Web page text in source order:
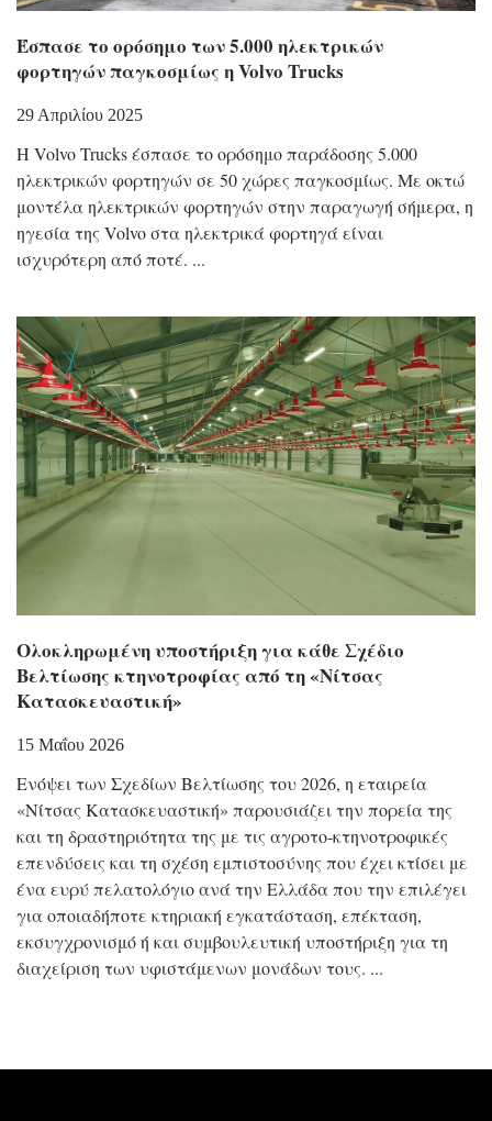
Έσπασε το ορόσημο των 5.000 ηλεκτρικών
φορτηγών παγκοσμίως η Volvo Trucks
29 Απριλίου 2025
Η Volvo Trucks έσπασε το ορόσημο παράδοσης 5.000
ηλεκτρικών φορτηγών σε 50 χώρες παγκοσμίως. Με οκτώ
μοντέλα ηλεκτρικών φορτηγών στην παραγωγή σήμερα, η
ηγεσία της Volvo στα ηλεκτρικά φορτηγά είναι
ισχυρότερη από ποτέ.
Ολοκληρωμένη υποστήριξη για κάθε Σχέδιο
Βελτίωσης κτηνοτροφίας από τη «Νίτσας
Κατασκευαστική»
15 Μαΐου 2026
Eνόψει των Σχεδίων Βελτίωσης του 2026, η εταιρεία
«Νίτσας Κατασκευαστική» παρουσιάζει την πορεία της
και τη δραστηριότητα της με τις αγροτο-κτηνοτροφικές
επενδύσεις και τη σχέση εμπιστοσύνης που έχει κτίσει με
ένα ευρύ πελατολόγιο ανά την Ελλάδα που την επιλέγει
για οποιαδήποτε κτηριακή εγκατάσταση, επέκταση,
εκσυγχρονισμό ή και συμβουλευτική υποστήριξη για τη
διαχείριση των υφιστάμενων μονάδων τους.